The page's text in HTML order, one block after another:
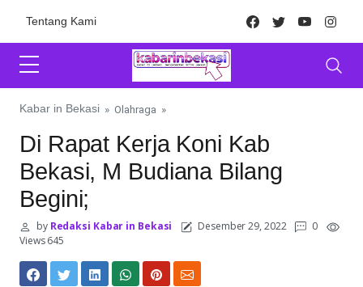
Tentang Kami Facebook
TwitterYoutube
Kabar in Bekasi » Olahraga »
Di Rapat Kerja Koni Kab
Bekasi, M Budiana Bilang
Begini;
byRedaksi Kabar in Bekasi Desember 29, 2022
0
Views 645